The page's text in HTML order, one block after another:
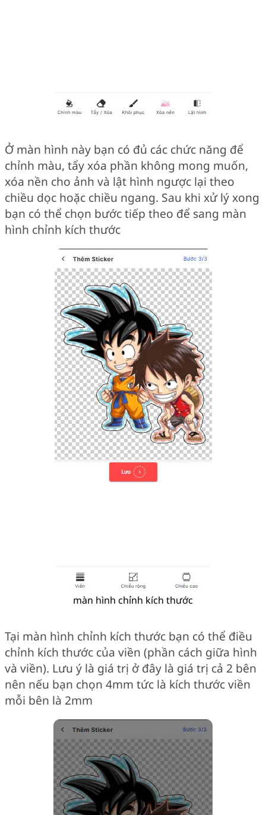
Ở màn hình này bạn có đủ các chức năng để
chỉnh màu, tẩy xóa phần không mong muốn,
xóa nền cho ảnh và lật hình ngược lại theo
chiều dọc hoặc chiều ngang. Sau khi xử lý xong
bạn có thể chọn bước tiếp theo để sang màn
hình chỉnh kích thước
màn hình chỉnh kích thước
Tại màn hình chỉnh kích thước bạn có thể điều
chỉnh kích thước của viền (phần cách giữa hình
và viền). Lưu ý là giá trị ở đây là giá trị cả 2 bên
nên nếu bạn chọn 4mm tức là kích thước viền
mỗi bên là 2mm